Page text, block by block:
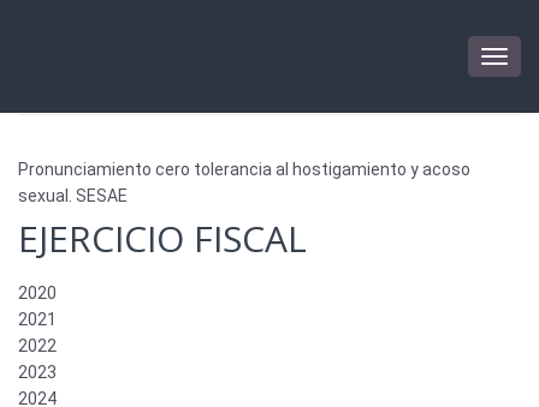
Pronunciamiento cero tolerancia al hostigamiento y acoso
sexual. SESAE
EJERCICIO FISCAL
2020
2021
2022
2023
2024